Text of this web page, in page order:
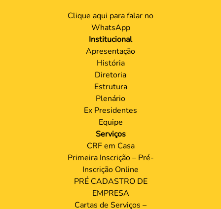
Clique aqui para falar no
WhatsApp
Institucional
Apresentação
História
Diretoria
Estrutura
Plenário
Ex Presidentes
Equipe
Serviços
CRF em Casa
Primeira Inscrição – Pré-
Inscrição Online
PRÉ CADASTRO DE
EMPRESA
Cartas de Serviços –